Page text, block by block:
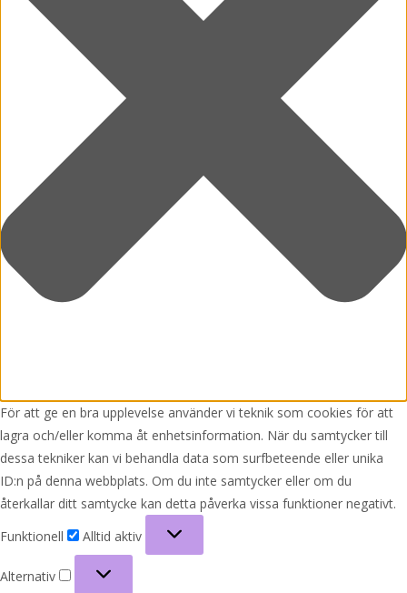
För att ge en bra upplevelse använder vi teknik som cookies för att
lagra och/eller komma åt enhetsinformation. När du samtycker till
dessa tekniker kan vi behandla data som surfbeteende eller unika
ID:n på denna webbplats. Om du inte samtycker eller om du
återkallar ditt samtycke kan detta påverka vissa funktioner negativt.
Funktionell
Alltid aktiv
Alternativ